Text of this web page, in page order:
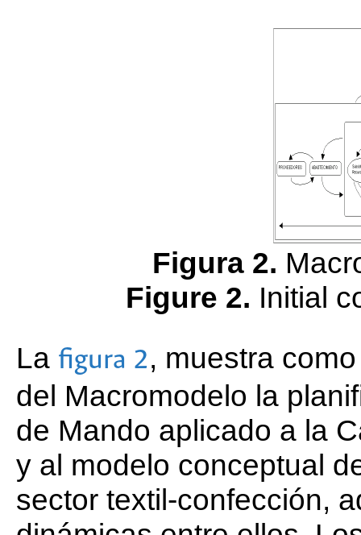
Figura 2.
Figure 2. Initial
La figura 2, muestra
del Macromodelo la
de Mando aplicado a la
y al modelo conceptual
sector textil-confección,